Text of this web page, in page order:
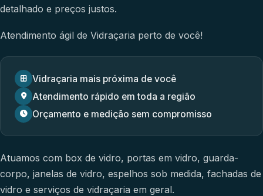
detalhado e preços justos.
Atendimento ágil de Vidraçaria perto de você!
Vidraçaria mais próxima de você
Atendimento rápido em toda a região
Orçamento e medição sem compromisso
Atuamos com box de vidro, portas em vidro, guarda-
corpo, janelas de vidro, espelhos sob medida, fachadas de
vidro e serviços de vidraçaria em geral.